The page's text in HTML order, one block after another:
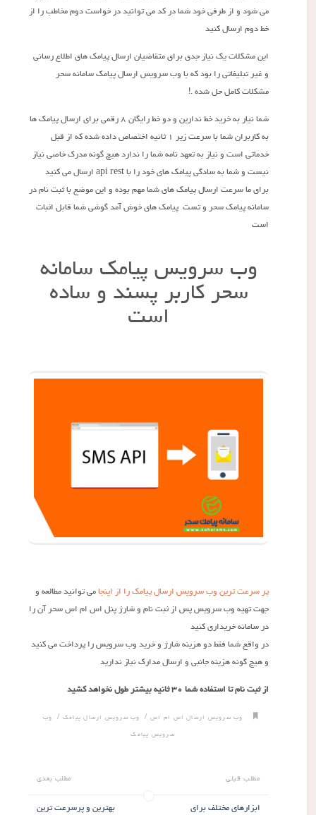
می شود و از طرفی خود شما در کد می توانید در خواست دوم مخاطب را از
خط دوم ارسال کنید
این مشکلات یک نیاز جدی برای متقاضیان ارسال پیامک های اطلاع رسانی
و غیر تبلیغاتی را بود که با وب سرویس ارسال پیامک سامانه سحر
مشکلات کامل حل شده .!
شما نیار به خرید خط ندارین و دو خط رایگان ۸ رقمی برای ارسال پیامک ها
به کاربران شما با سرعت زیر ۱ ثانیه اختصاص داده شده که از قبل
خدماتی است و نیاز به تعهد نامه شما را ندارد هیچ گونه مدرک خاصی نیاز
نیست و شما به سادگی پیامک های خود را با api rest ارسال می کنید
برای ما سرعت ارسال پیامک های شما مهم بوده و این موضع با ثبت نام در
سامانه پیامک سحر و تست پیامک های خوش آمد گوشی شما قابل اثبات
است
وب سرویس پیامک سامانه
سحر کاربر پسند و ساده
است
پر سرعت ترین وب سرویس ارسال پیامک را از اینجامی توانید مطالعه و
جهت تهیه وب سرویس پس از ثبت نام و شارژ پنل اس ام اس سحر آن را
در سامانه خریداری کنید
در واقع شما فقط دو هزینه شارژ و خرید وب سرویس را پرداخت می کنید
و هیچ گونه هزینه جانبی و ارسال مدارک نیاز ندارید
از ثبت نام تا استفاده شما ۳۰ ثانیه بیشتر طول نخواهد کشید
وب سرویس ارسال اس ام اس / وب سرویس ارسال پیامک/ وب
سرویس پیامک
مطلب قبلی
ابزارهای مختلف برای
مطلب بعدی
بهترین و پرسرعت ترین